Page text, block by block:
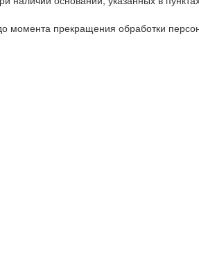
момента прекращения обработки